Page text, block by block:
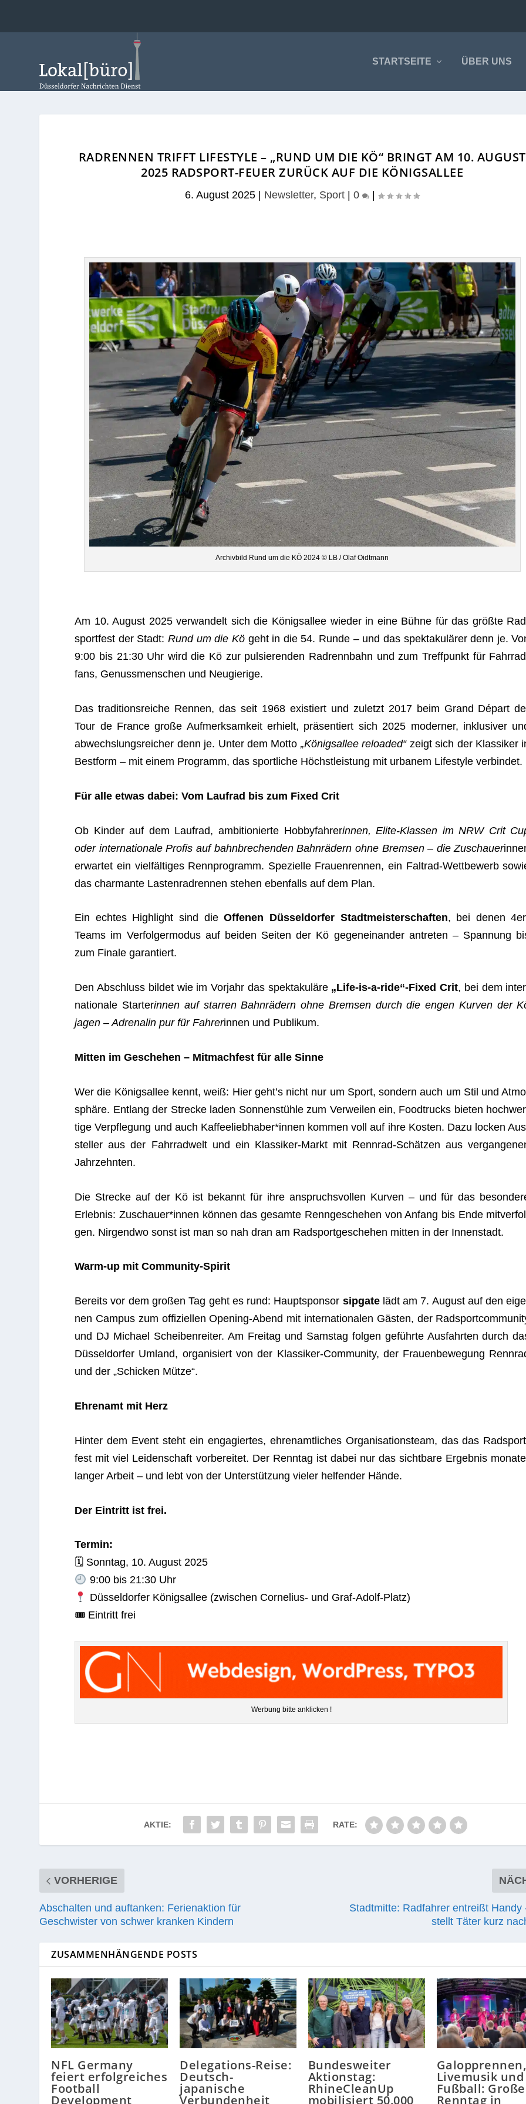
STARTSEITE ÜBER UNS
RADRENNEN TRIFFT LIFESTYLE – „RUND UM DIE KÖ“ BRINGT AM 10. AUGUST
2025 RADSPORT-FEUER ZURÜCK AUF DIE KÖNIGSALLEE
6. August 2025 Newsletter, Sport |0 |
Archiv­bild Rund um die KÖ 2024 © LB / Olaf Oidtmann
Am 10. August 2025 ver­wan­delt sich die Königs­al­lee wie­der in eine Bühne für das größte
sport­fest der Stadt:Rund um die Kögeht in die 54. Runde – und das spek­ta­ku­lä­rer denn je.
9:00 bis 21:30 Uhr wird die Kö zur pul­sie­ren­den Rad­renn­bahn und zum Treff­punkt für
fans, Genuss­men­schen und Neugierige.
Das tra­di­ti­ons­rei­che Ren­nen, das seit 1968 exis­tiert und zuletzt 2017 beim Grand Départ
Tour de France große Auf­merk­sam­keit erhielt, prä­sen­tiert sich 2025 moder­ner, inklu­si­ver
abwechs­lungs­rei­cher denn je. Unter dem Motto „Königs­al­lee rel­oa­ded“zeigt sich der Klas­si­ker
Best­form – mit einem Pro­gramm, das sport­li­che Höchst­leis­tung mit urba­nem Life­style verbindet.
Für alle etwas dabei: Vom Lauf­rad bis zum Fixed Crit
Ob Kin­der auf dem Lauf­rad, ambi­tio­nierte Hob­by­fah­rerinnen, Elite-Klas­sen im NRW Crit
oder inter­na­tio­nale Pro­fis auf bahn­bre­chen­den Bahn­rä­dern ohne Brem­sen – die Zuschauer
erwar­tet ein viel­fäl­ti­ges Renn­pro­gramm. Spe­zi­elle Frau­en­ren­nen, ein Falt­rad-Wett­be­werb
das char­mante Las­ten­rad­ren­nen ste­hen eben­falls auf dem Plan.
Ein ech­tes High­light sind dieOffe­nen Düs­sel­dor­fer Stadt­meis­ter­schaf­ten, bei denen
Teams im Ver­fol­ger­mo­dus auf bei­den Sei­ten der Kö gegen­ein­an­der antre­ten – Span­nung
zum Finale garantiert.
Den Abschluss bil­det wie im Vor­jahr das spek­ta­ku­läre „Life-is-a-ride“-Fixed Crit, bei dem
na­tio­nale Star­terinnen auf star­ren Bahn­rä­dern ohne Brem­sen durch die engen Kur­ven der
jagen – Adre­na­lin pur für Fah­rerinnen und Publikum.
Mit­ten im Gesche­hen – Mit­mach­fest für alle Sinne
Wer die Königs­al­lee kennt, weiß: Hier geht’s nicht nur um Sport, son­dern auch um Stil und
sphäre. Ent­lang der Stre­cke laden Son­nen­stühle zum Ver­wei­len ein, Food­trucks bie­ten
tige Ver­pfle­gung und auch Kaffeeliebhaber*innen kom­men voll auf ihre Kos­ten. Dazu locken
stel­ler aus der Fahr­rad­welt und ein Klas­si­ker-Markt mit Renn­rad-Schät­zen aus
Jahrzehnten.
Die Stre­cke auf der Kö ist bekannt für ihre anspruchs­vol­len Kur­ven – und für das
Erleb­nis: Zuschauer*innen kön­nen das gesamte Renn­ge­sche­hen von Anfang bis Ende
gen. Nir­gendwo sonst ist man so nah dran am Rad­sport­ge­sche­hen mit­ten in der Innenstadt.
Warm-up mit Community-Spirit
Bereits vor dem gro­ßen Tag geht es rund: Haupt­spon­sor sip­gatelädt am 7. August auf den
nen Cam­pus zum offi­zi­el­len Ope­ning-Abend mit inter­na­tio­na­len Gäs­ten, der
und DJ Michael Schei­ben­rei­ter. Am Frei­tag und Sams­tag fol­gen geführte Aus­fahr­ten durch
Düs­sel­dor­fer Umland, orga­ni­siert von der Klas­si­ker-Com­mu­nity, der Frau­en­be­we­gung
und der „Schi­cken Mütze“.
Ehren­amt mit Herz
Hin­ter dem Event steht ein enga­gier­tes, ehren­amt­li­ches Orga­ni­sa­ti­ons­team, das das
fest mit viel Lei­den­schaft vor­be­rei­tet. Der Renn­tag ist dabei nur das sicht­bare Ergeb­nis
lan­ger Arbeit – und lebt von der Unter­stüt­zung vie­ler hel­fen­der Hände.
Der Ein­tritt ist frei.
Ter­min:
🗓 Sonn­tag, 10. August 2025
9:00 bis 21:30 Uhr
Düs­sel­dor­fer Königs­al­lee (zwi­schen Cor­ne­lius- und Graf-Adolf-Platz)
🎟 Ein­tritt frei
Wer­bung bitte anklicken !
AKTIE: RATE:
VORHERIGE
Abschalten und auftanken: Ferienaktion für
Geschwister von schwer kranken Kindern
Stadtmitte: Radfahrer entreißt Handy
stellt Täter kurz
ZUSAMMENHÄNGENDE POSTS
NFL Germany
feiert erfolgreiches
Football
Development
Delegations-Reise:
Deutsch-
japanische
Verbundenheit
Bundesweiter
Aktionstag:
RhineCleanUp
mobilisiert 50.000
Galopprennen,
Livemusik und
Fußball:
Renntag in